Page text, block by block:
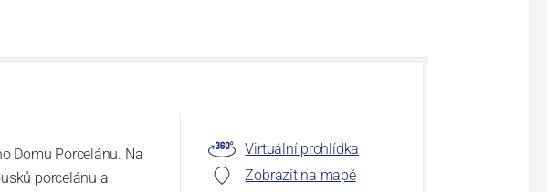
nápady, jak
a šperky s
Domu Porcelánu. Na
porcelánu a
Virtuální prohlídka
Zobrazit na mapě